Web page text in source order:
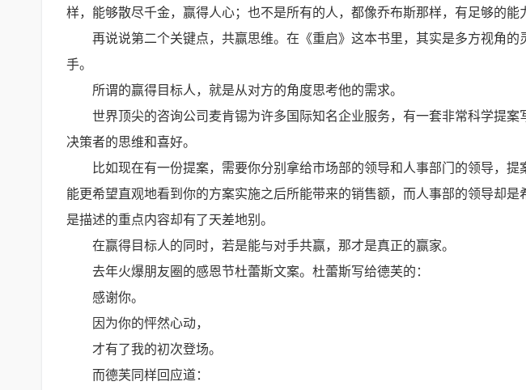
样，能够散尽千金，赢得人心；也不是所有的人，都像乔布斯那样，有足够的能
再说说第二个关键点，共赢思维。在《重启》这本书里，其实是多方视角
手。
所谓的赢得目标人，就是从对方的角度思考他的需求。
世界顶尖的咨询公司麦肯锡为许多国际知名企业服务，有一套非常科学提
决策者的思维和喜好。
比如现在有一份提案，需要你分别拿给市场部的领导和人事部门的领导，
能更希望直观地看到你的方案实施之后所能带来的销售额，而人事部的领导却
是描述的重点内容却有了天差地别。
在赢得目标人的同时，若是能与对手共赢，那才是真正的赢家。
去年火爆朋友圈的感恩节杜蕾斯文案。杜蕾斯写给德芙的：
感谢你。
因为你的怦然心动，
才有了我的初次登场。
而德芙同样回应道：